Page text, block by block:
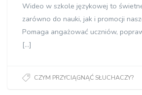
Wideo w szkole językowej to
zarówno do nauki, jak i promocji
Pomaga angażować uczniów,
[…]
CZYM PRZYCIĄGNĄĆ SŁUCHACZY?